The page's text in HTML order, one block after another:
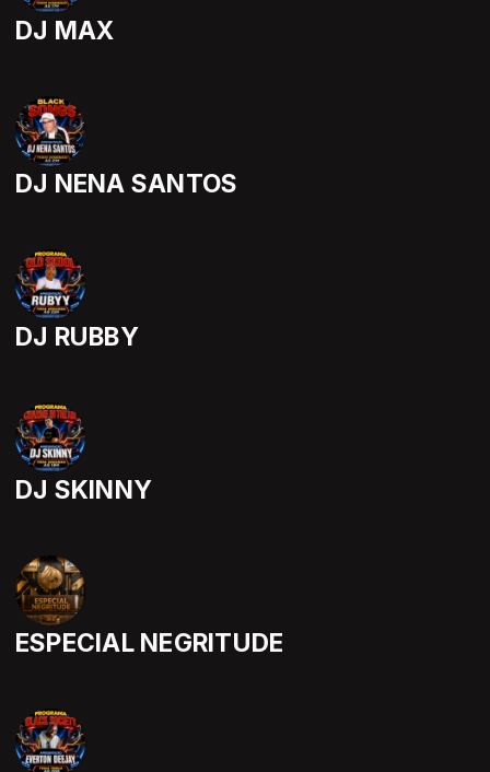
DJ MAX
DJ NENA SANTOS
DJ RUBBY
DJ SKINNY
ESPECIAL NEGRITUDE